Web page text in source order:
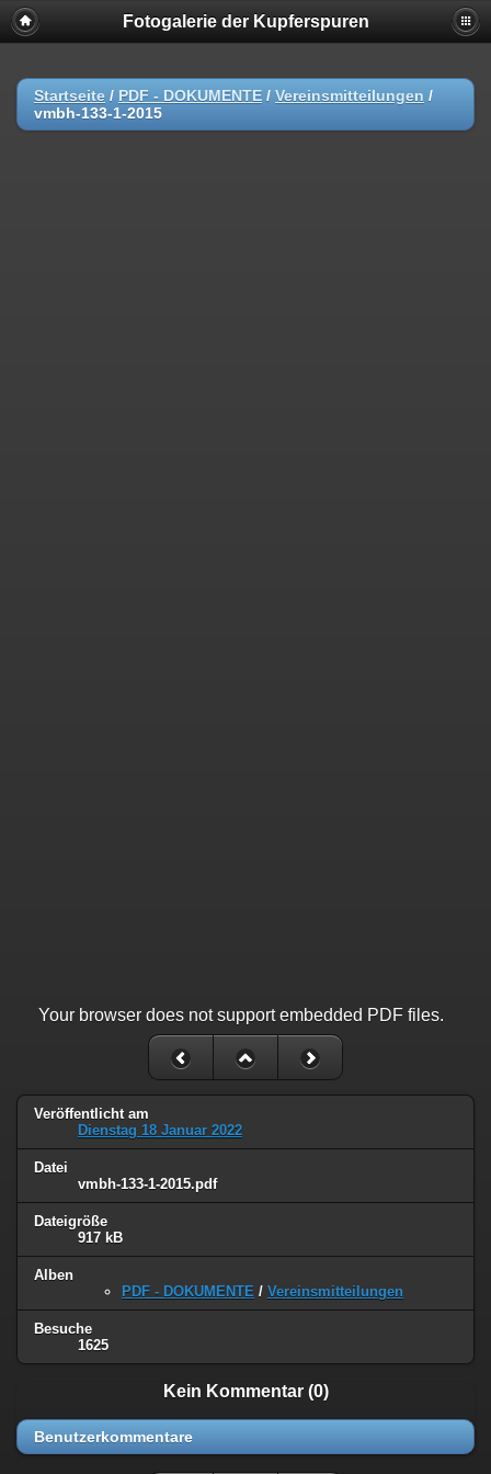
Fotogalerie der Kupferspuren
Startseite / PDF - DOKUMENTE / Vereinsmitteilungen /
vmbh-133-1-2015
Your browser does not support embedded PDF files.
Veröffentlicht am
Dienstag 18 Januar 2022
Datei
vmbh-133-1-2015.pdf
Dateigröße
917 kB
Alben
PDF - DOKUMENTE / Vereinsmitteilungen
Besuche
1625
Kein Kommentar (0)
Benutzerkommentare